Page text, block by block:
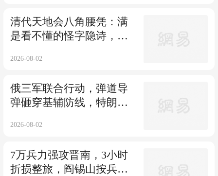
清代天地会八角腰凭：满
是看不懂的怪字隐诗，真
2026-08-02
俄三军联合行动，弹道导
弹砸穿基辅防线，特朗普
2026-08-02
7万兵力强攻晋南，3小时
折损整旅，阎锡山按兵不